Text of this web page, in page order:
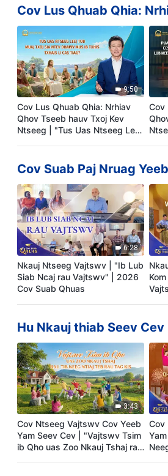
Cov Lus Qhuab Qhia:
9:50
Cov Lus Qhuab Qhia: Nrhiav
Qhov Tseeb hauv Txoj Kev
Ntseeg | "Tus Uas Ntseeg Leej
Tiag?
Cov
Cov Suab Paj Nruag
6:28
Nkauj Ntseeg Vajtswv | "Ib Lub
Siab Ncaj rau Vajtswv" | 2026
Cov Suab Qhuas
Hu Nkauj thiab Seev Cev
3:43
Cov Ntseeg Vajtswv Cov Yeeb
Yam Seev Cev | "Vajtswv Tsim
ib Qho uas Zoo Nkauj Tshaj rau
Cov